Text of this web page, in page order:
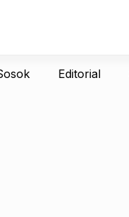
Editorial